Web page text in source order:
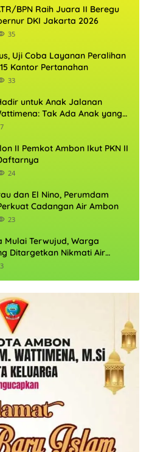
BPN Raih Juara II Beregu
DKI Jakarta 2026
35
Uji Coba Layanan Peralihan
Kantor Pertanahan
33
untuk Anak Jalanan
Tak Ada Anak yang
Masa Depannya
II Pemkot Ambon Ikut PKN II
24
dan El Nino, Perumdam
Cadangan Air Ambon
23
Mulai Terwujud, Warga
Ditargetkan Nikmati Air
Agustus